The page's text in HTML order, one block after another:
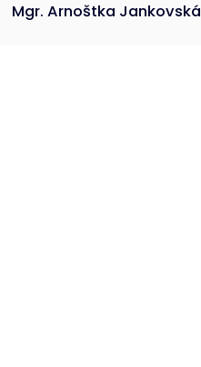
Mgr. Arnoštka Jankovská